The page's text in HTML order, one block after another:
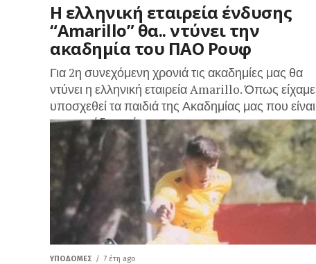
Η ελληνική εταιρεία ένδυσης
“Amarillo” θα.. ντύνει την
ακαδημία του ΠΑΟ Ρουφ
Για 2η συνεχόμενη χρονιά τις ακαδημίες μας θα
ντύνει η ελληνική εταιρεία Amarillo. Όπως είχαμε
υποσχεθεί τα παιδιά της Ακαδημίας μας που είναι
στην ομάδα από...
ΥΠΟΔΟΜΈΣ 7 έτη ago